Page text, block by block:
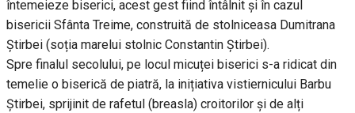
întemeieze biserici, acest gest fiind întâlnit și în cazul
bisericii Sfânta Treime, construită de stolniceasa Dumitrana
Știrbei (soția marelui stolnic Constantin Știrbei).
Spre finalul secolului, pe locul micuței biserici s-a ridicat din
temelie o biserică de piatră, la inițiativa vistiernicului Barbu
Știrbei, sprijinit de rafetul (breasla) croitorilor și de alți